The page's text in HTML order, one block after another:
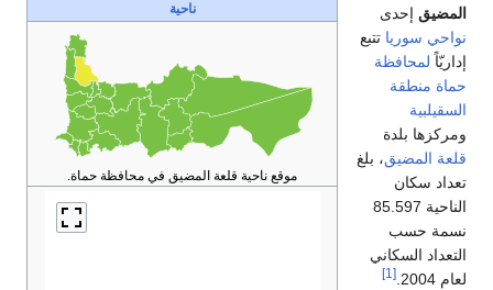
ناحية
موقع ناحية قلعة المضيق في محافظة حماة.
المضيق إحدى
نواحي سوريا تتبع
إداريّاً لمحافظة
حماة منطقة
السقيلبية
ومركزها بلدة
قلعة المضيق، بلغ
تعداد سكان
الناحية 85.597
نسمة حسب
التعداد السكاني
لعام 2004.
[1]